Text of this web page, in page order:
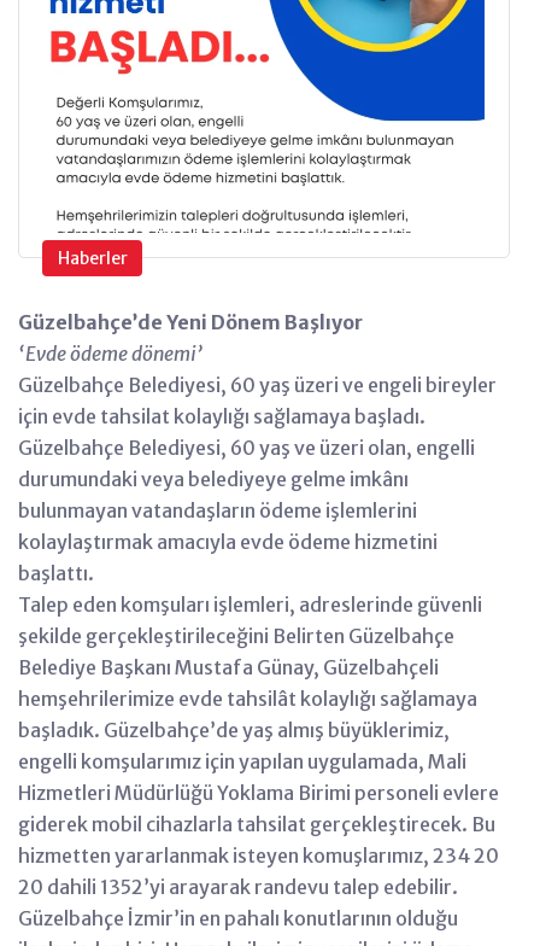
Haberler
Güzelbahçe’de Yeni Dönem Başlıyor
‘Evde ödeme dönemi’
Güzelbahçe Belediyesi, 60 yaş üzeri ve engeli bireyler
için evde tahsilat kolaylığı sağlamaya başladı.
Güzelbahçe Belediyesi, 60 yaş ve üzeri olan, engelli
durumundaki veya belediyeye gelme imkânı
bulunmayan vatandaşların ödeme işlemlerini
kolaylaştırmak amacıyla evde ödeme hizmetini
başlattı.
Talep eden komşuları işlemleri, adreslerinde güvenli
şekilde gerçekleştirileceğini Belirten Güzelbahçe
Belediye Başkanı Mustafa Günay, Güzelbahçeli
hemşehrilerimize evde tahsilât kolaylığı sağlamaya
başladık. Güzelbahçe’de yaş almış büyüklerimiz,
engelli komşularımız için yapılan uygulamada, Mali
Hizmetleri Müdürlüğü Yoklama Birimi personeli evlere
giderek mobil cihazlarla tahsilat gerçekleştirecek. Bu
hizmetten yararlanmak isteyen komuşlarımız, 234 20
20 dahili 1352’yi arayarak randevu talep edebilir.
Güzelbahçe İzmir’in en pahalı konutlarının olduğu